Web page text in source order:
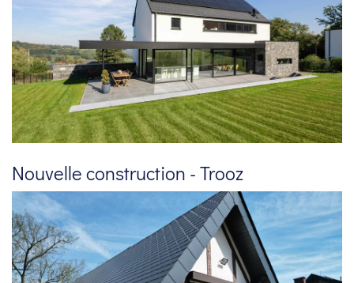
Nouvelle construction - Trooz